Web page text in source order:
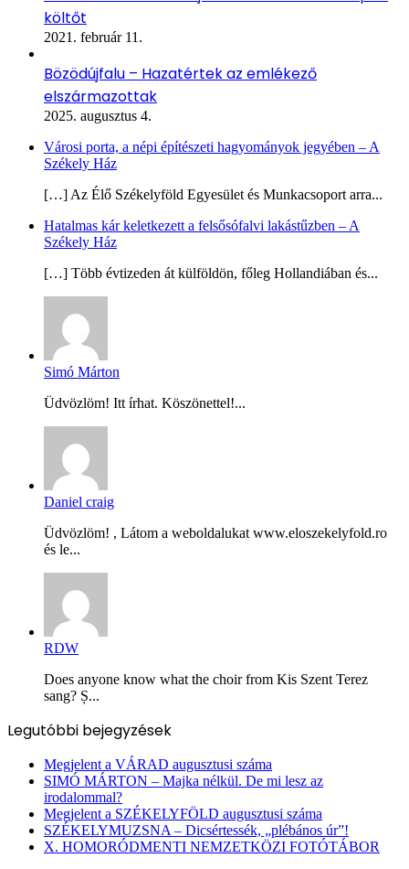
költőt
2021. február 11.
Bözödújfalu – Hazatértek az emlékező
elszármazottak
2025. augusztus 4.
Városi porta, a népi építészeti hagyományok jegyében – A
Székely Ház
[…] Az Élő Székelyföld Egyesület és Munkacsoport arra...
Hatalmas kár keletkezett a felsősófalvi lakástűzben – A
Székely Ház
[…] Több évtizeden át külföldön, főleg Hollandiában és...
Simó Márton
Üdvözlöm! Itt írhat. Köszönettel!...
Daniel craig
Üdvözlöm! , Látom a weboldalukat www.eloszekelyfold.ro
és le...
RDW
Does anyone know what the choir from Kis Szent Terez
sang? Ș...
Legutóbbi bejegyzések
Megjelent a VÁRAD augusztusi száma
SIMÓ MÁRTON – Majka nélkül. De mi lesz az
irodalommal?
Megjelent a SZÉKELYFÖLD augusztusi száma
SZÉKELYMUZSNA – Dicsértessék, „plébános úr”!
X. HOMORÓDMENTI NEMZETKÖZI FOTÓTÁBOR